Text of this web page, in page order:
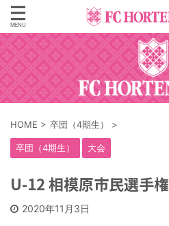
HOME > 卒団（4期生） >
卒団（4期生） 大会
U-12 相模原市民選手権
2020年11月3日